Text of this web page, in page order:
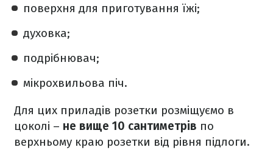
поверхня для приготування їжі;
духовка;
подрібнювач;
мікрохвильова піч.
Для цих приладів розетки розміщуємо в
цоколі – не вище 10 сантиметрів по
верхньому краю розетки від рівня підлоги.